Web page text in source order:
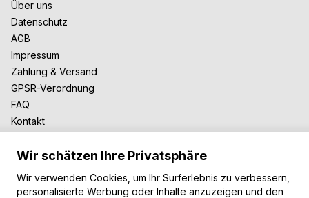
Über uns
Datenschutz
AGB
Impressum
Zahlung & Versand
GPSR-Verordnung
FAQ
Kontakt
Zusammenarbeit
Für Blogger
B2B-Zusammenarbeit
Unsere Teppiche
Wir schätzen Ihre Privatsphäre
Wir verwenden Cookies, um Ihr Surferlebnis zu verbessern,
personalisierte Werbung oder Inhalte anzuzeigen und den